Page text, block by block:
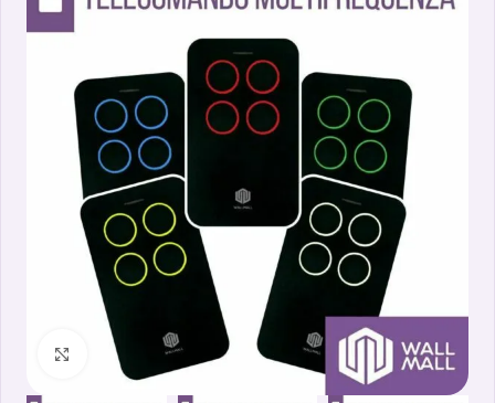
Clicca per ingrandire